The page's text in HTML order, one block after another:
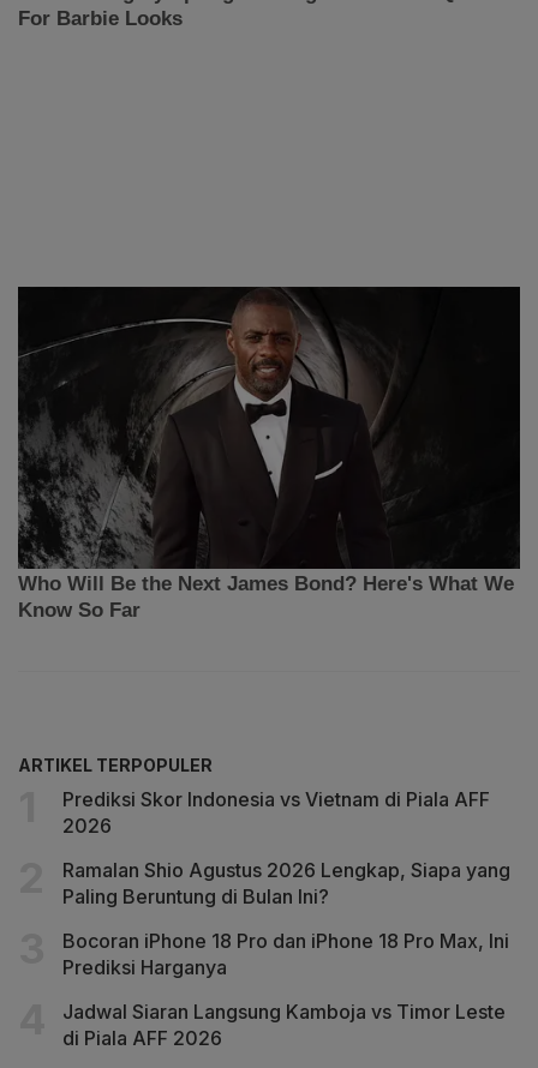
ARTIKEL TERPOPULER
Prediksi Skor Indonesia vs Vietnam di Piala AFF
2026
Ramalan Shio Agustus 2026 Lengkap, Siapa yang
Paling Beruntung di Bulan Ini?
Bocoran iPhone 18 Pro dan iPhone 18 Pro Max, Ini
Prediksi Harganya
Jadwal Siaran Langsung Kamboja vs Timor Leste
di Piala AFF 2026